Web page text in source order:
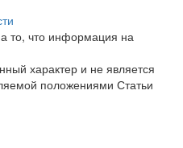
то, что информация на
характер и не является
положениями Статьи